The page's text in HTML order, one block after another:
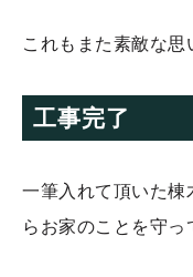
これもまた素敵な思
工事完了
一筆入れて頂いた棟
らお家のことを守っ